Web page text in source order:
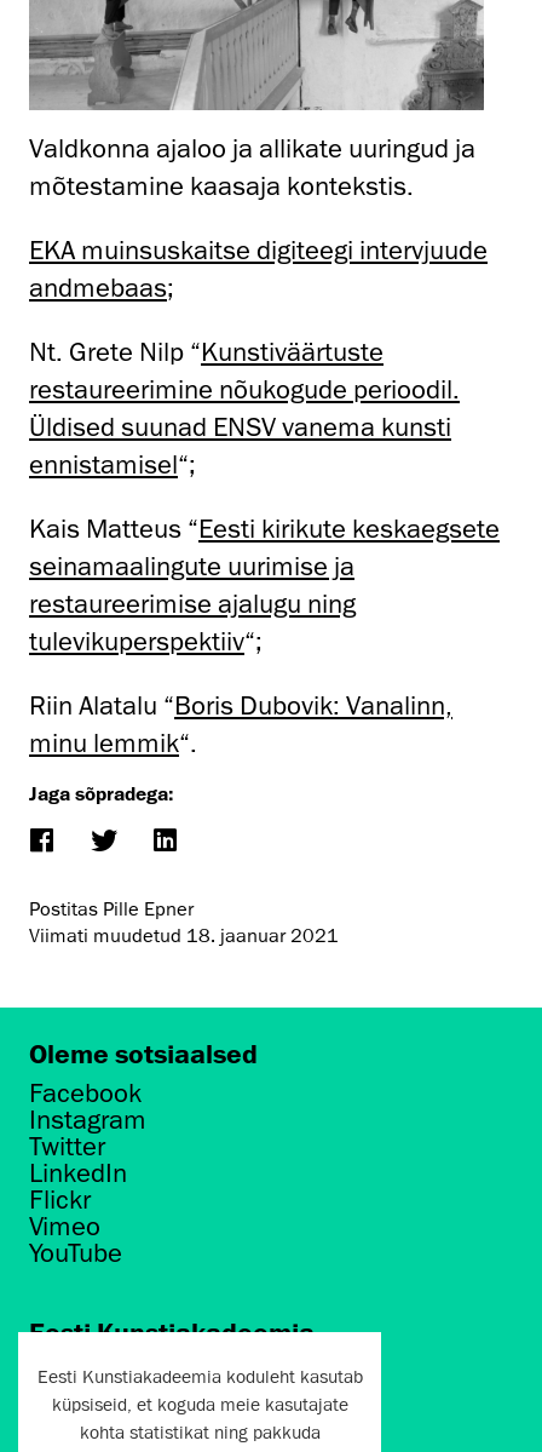
Valdkonna ajaloo ja allikate uuringud ja
mõtestamine kaasaja kontekstis.
EKA muinsuskaitse digiteegi intervjuude
andmebaas;
Nt. Grete Nilp “Kunstiväärtuste
restaureerimine nõukogude perioodil.
Üldised suunad ENSV vanema kunsti
ennistamisel“;
Kais Matteus “Eesti kirikute keskaegsete
seinamaalingute uurimise ja
restaureerimise ajalugu ning
tulevikuperspektiiv“;
Riin Alatalu “Boris Dubovik: Vanalinn,
minu lemmik“.
Jaga sõpradega:
Postitas Pille Epner
Viimati muudetud 18. jaanuar 2021
Oleme sotsiaalsed
Facebook
Instagram
Twitter
LinkedIn
Flickr
Vimeo
YouTube
Eesti Kunstiakadeemia
Põhja puiestee 7
Tallinn 10412
artun@artun.ee
Eesti Kunstiakadeemia koduleht kasutab
küpsiseid, et koguda meie kasutajate
kohta statistikat ning pakkuda